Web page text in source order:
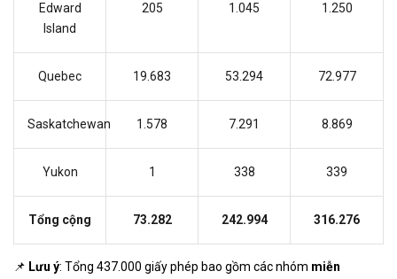
Edward
Island
205 1.045 1.250
Quebec 19.683 53.294 72.977
Saskatchewan 1.578 7.291 8.869
Yukon 1 338 339
Tổng cộng 73.282 242.994 316.276
📌 Lưu ý: Tổng 437.000 giấy phép bao gồm các nhóm miễn